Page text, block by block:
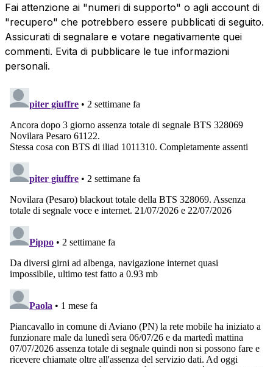
Fai attenzione ai "numeri di supporto" o agli account di
"recupero" che potrebbero essere pubblicati di seguito.
Assicurati di segnalare e votare negativamente quei
commenti. Evita di pubblicare le tue informazioni
personali.